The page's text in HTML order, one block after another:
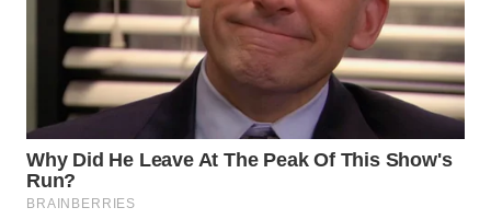
WN
PADANG
LAWAS
WN
SUMEDANG